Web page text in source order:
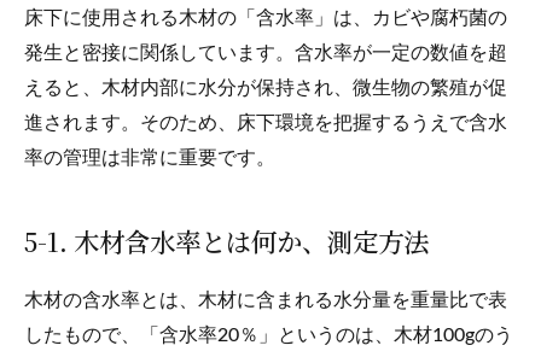
床下に使用される木材の「含水率」は、カビや腐朽菌の
発生と密接に関係しています。含水率が一定の数値を超
えると、木材内部に水分が保持され、微生物の繁殖が促
進されます。そのため、床下環境を把握するうえで含水
率の管理は非常に重要です。
5-1. 木材含水率とは何か、測定方法
木材の含水率とは、木材に含まれる水分量を重量比で表
したもので、「含水率20％」というのは、木材100gのう